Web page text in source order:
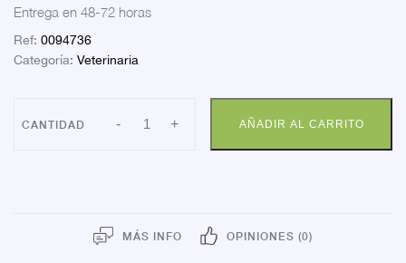
Entrega en 48-72 horas
Ref: 0094736
Categoría: Veterinaria
- ABELIA
ZN- + AÑADIR AL CARRITO
MÁS INFO OPINIONES (0)